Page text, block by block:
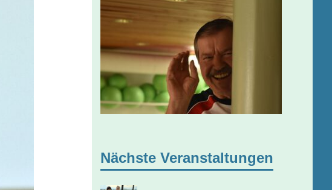
Nächste Veranstaltungen